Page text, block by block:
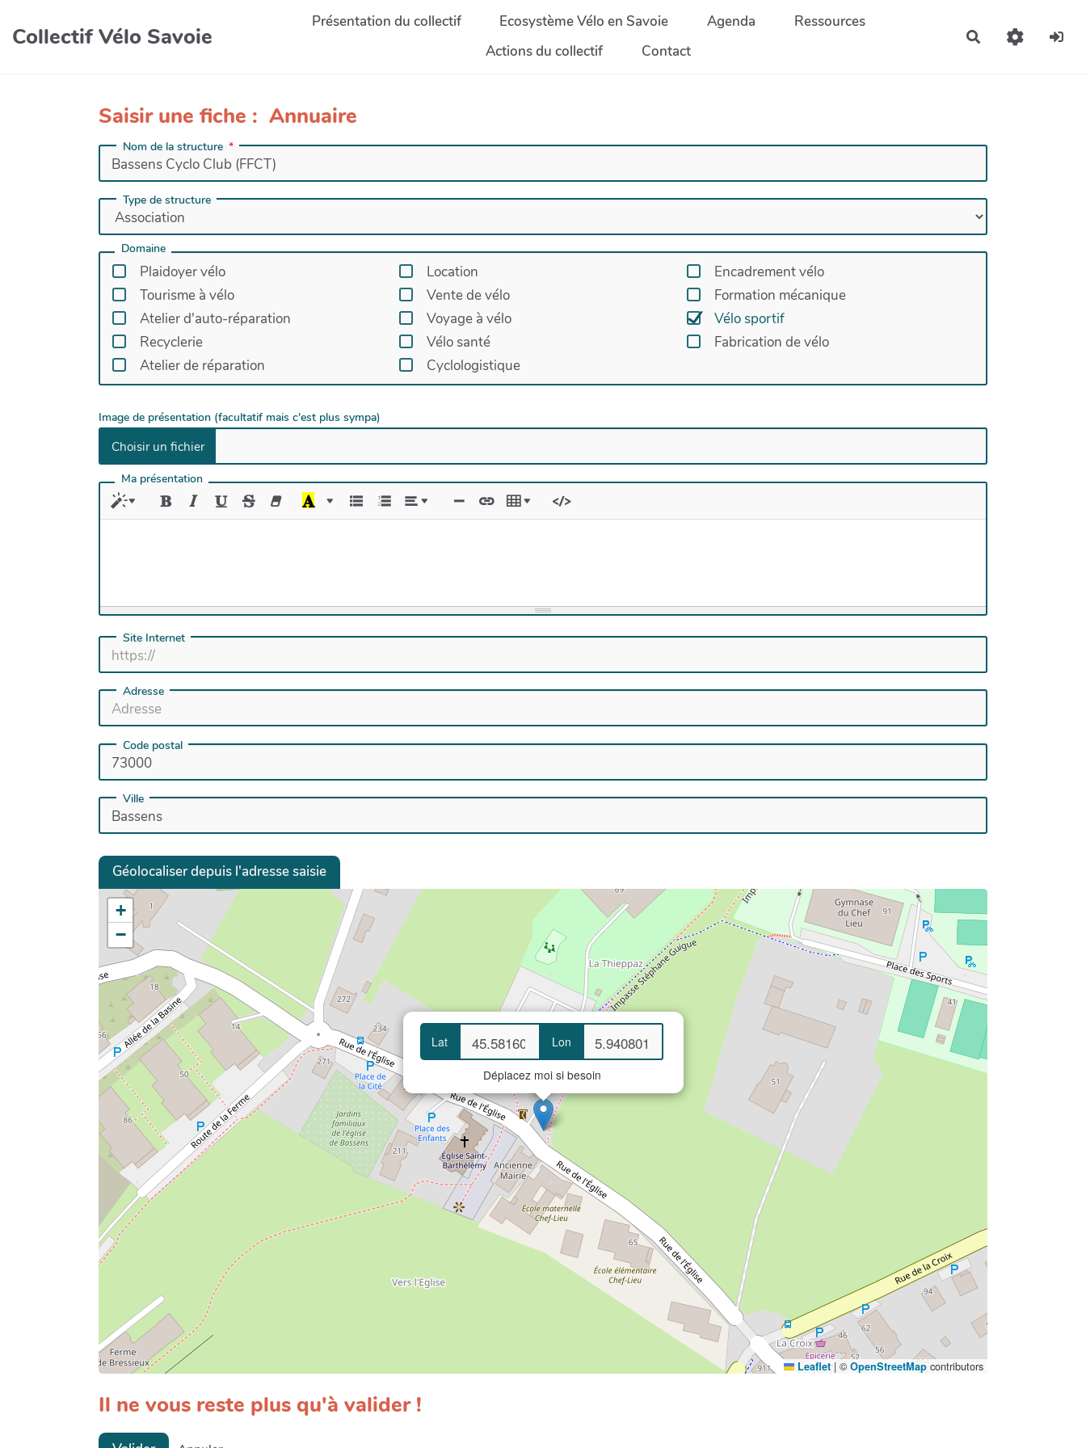
Collectif Vélo Savoie
Présentation du collectif Ecosystème Vélo en Savoie Agenda
Ressources
Actions du collectif
Contact
Rechercher
Saisir une fiche : Annuaire
Nom de la structure
Type de structure
Domaine
Plaidoyer vélo
Tourisme à vélo
Atelier d'auto-réparation
Recyclerie
Atelier de réparation
Location
Vente de vélo
Voyage à vélo
Vélo santé
Cyclologistique
Encadrement vélo
Formation mécanique
Vélo sportif
Fabrication de vélo
Image de présentation (facultatif mais c'est plus sympa)
Ma présentation
Site Internet
Adresse
Code postal
Ville
Géolocaliser depuis l'adresse saisie
Lat Lon
Déplacez moi si besoin
+
−
Leaflet | © OpenStreetMapcontributors
Il ne vous reste plus qu'à valider !